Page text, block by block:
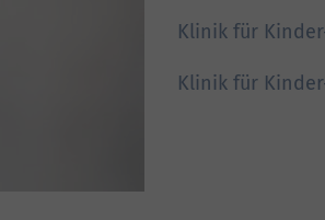
Klinik für
Klinik für